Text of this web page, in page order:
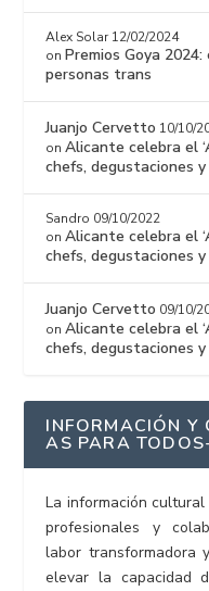
Alex Solar 12/02/2024
on Premios Goya
personas trans
Juanjo Cervetto 10/10/
onAlicante celebra el
chefs, degustaciones
Sandro 09/10/2022
onAlicante celebra el
chefs, degustaciones
Juanjo Cervetto 09/10/
onAlicante celebra el
chefs, degustaciones
INFORMACIÓN Y
AS PARA
La información
profesionales y
labor transformadora
elevar la capacidad